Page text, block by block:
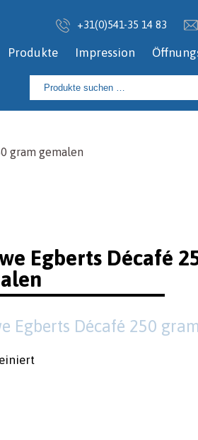
+31(0)541-35 14 83
Produkte Impression
Suchen
nach:
gram gemalen
Egberts Décafé
Egberts Décafé 250